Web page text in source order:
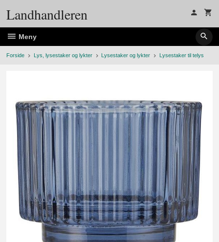
Landhandleren
Meny
Forside Lys, lysestaker og lykter Lysestaker og lykter Lysestaker til telys